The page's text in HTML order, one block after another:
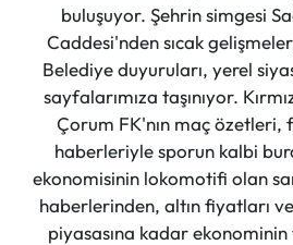
buluşuyor. Şehrin simgesi
Caddesi'nden sıcak
Belediye duyuruları, yerel
sayfalarımıza taşınıyor.
Çorum FK'nın maç özetleri,
haberleriyle sporun kalbi
ekonomisinin lokomotifi olan
haberlerinden, altın fiyatları
piyasasına kadar